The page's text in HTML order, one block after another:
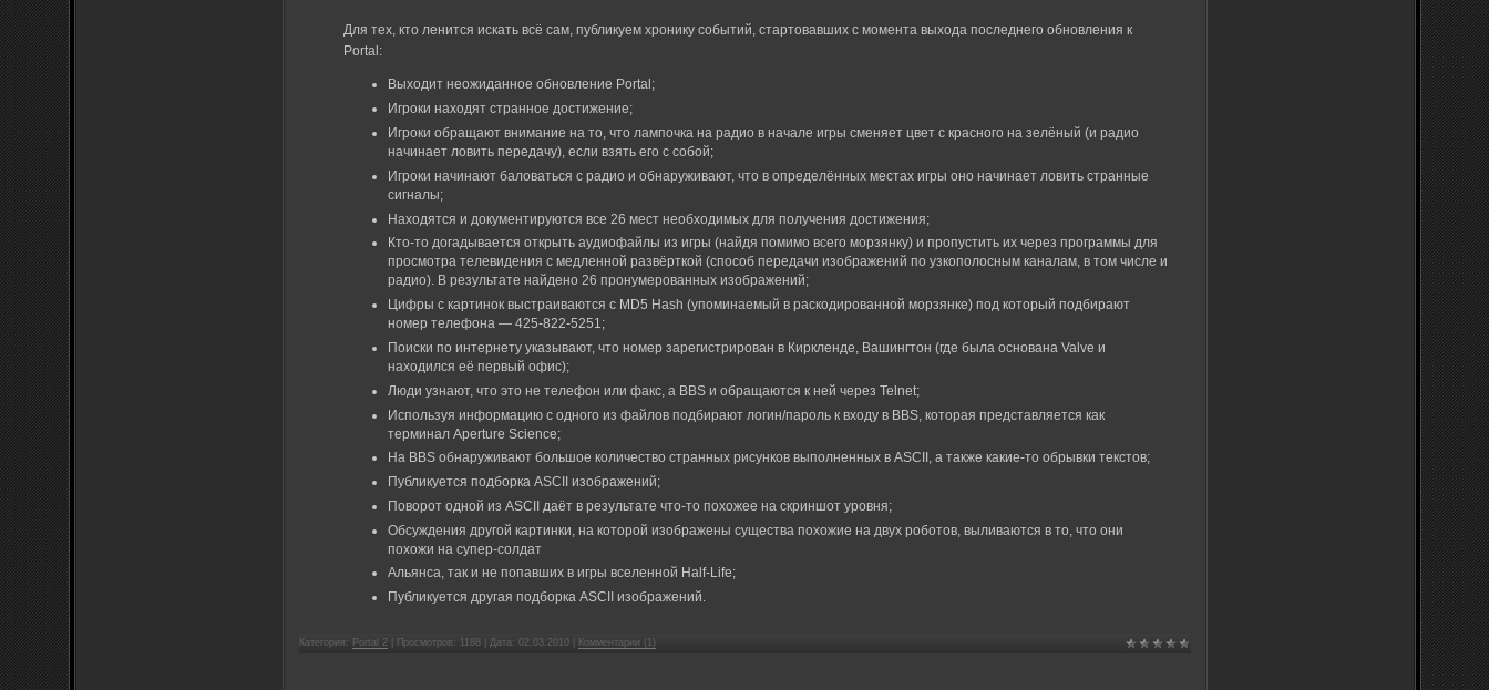
Для тех, кто ленится искать всё сам, публикуем хронику событий, стартовавших с момента выхода последнего обновления к
Portal:
Выходит неожиданное обновление Portal;
Игроки находят странное достижение;
Игроки обращают внимание на то, что лампочка на радио в начале игры сменяет цвет с красного на зелёный (и радио
начинает ловить передачу), если взять его с собой;
Игроки начинают баловаться с радио и обнаруживают, что в определённых местах игры оно начинает ловить странные
сигналы;
Находятся и документируются все 26 мест необходимых для получения достижения;
Кто-то догадывается открыть аудиофайлы из игры (найдя помимо всего морзянку) и пропустить их через программы для
просмотра телевидения с медленной развёрткой (способ передачи изображений по узкополосным каналам, в том числе и
радио). В результате найдено 26 пронумерованных изображений;
Цифры с картинок выстраиваются с MD5 Hash (упоминаемый в раскодированной морзянке) под который подбирают
номер телефона — 425-822-5251;
Поиски по интернету указывают, что номер зарегистрирован в Киркленде, Вашингтон (где была основана Valve и
находился её первый офис);
Люди узнают, что это не телефон или факс, а BBS и обращаются к ней через Telnet;
Используя информацию с одного из файлов подбирают логин/пароль к входу в BBS, которая представляется как
терминал Aperture Science;
На BBS обнаруживают большое количество странных рисунков выполненных в ASCII, а также какие-то обрывки текстов;
Публикуется подборка ASCII изображений;
Поворот одной из ASCII даёт в результате что-то похожее на скриншот уровня;
Обсуждения другой картинки, на которой изображены существа похожие на двух роботов, выливаются в то, что они
похожи на супер-солдат
Альянса, так и не попавших в игры вселенной Half-Life;
Публикуется другая подборка ASCII изображений.
Категория: Portal 2 | Просмотров: 1188 | Дата: 02.03.2010 Комментарии (1)